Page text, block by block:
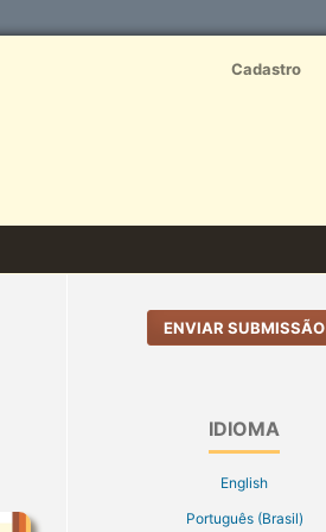
Cadastro
ENVIAR SUBMISSÃO
IDIOMA
English
Português (Brasil)